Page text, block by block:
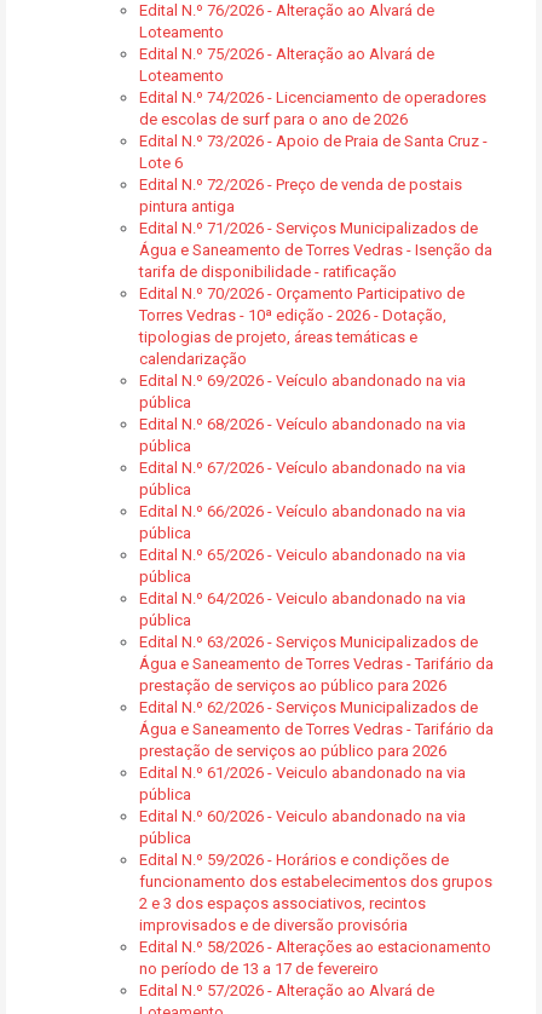
Edital N.º 76/2026 - Alteração ao Alvará de
Loteamento
Edital N.º 75/2026 - Alteração ao Alvará de
Loteamento
Edital N.º 74/2026 - Licenciamento de operadores
de escolas de surf para o ano de 2026
Edital N.º 73/2026 - Apoio de Praia de Santa Cruz -
Lote 6
Edital N.º 72/2026 - Preço de venda de postais
pintura antiga
Edital N.º 71/2026 - Serviços Municipalizados de
Água e Saneamento de Torres Vedras - Isenção da
tarifa de disponibilidade - ratificação
Edital N.º 70/2026 - Orçamento Participativo de
Torres Vedras - 10ª edição - 2026 - Dotação,
tipologias de projeto, áreas temáticas e
calendarização
Edital N.º 69/2026 - Veículo abandonado na via
pública
Edital N.º 68/2026 - Veículo abandonado na via
pública
Edital N.º 67/2026 - Veículo abandonado na via
pública
Edital N.º 66/2026 - Veículo abandonado na via
pública
Edital N.º 65/2026 - Veiculo abandonado na via
pública
Edital N.º 64/2026 - Veiculo abandonado na via
pública
Edital N.º 63/2026 - Serviços Municipalizados de
Água e Saneamento de Torres Vedras - Tarifário da
prestação de serviços ao público para 2026
Edital N.º 62/2026 - Serviços Municipalizados de
Água e Saneamento de Torres Vedras - Tarifário da
prestação de serviços ao público para 2026
Edital N.º 61/2026 - Veiculo abandonado na via
pública
Edital N.º 60/2026 - Veiculo abandonado na via
pública
Edital N.º 59/2026 - Horários e condições de
funcionamento dos estabelecimentos dos grupos
2 e 3 dos espaços associativos, recintos
improvisados e de diversão provisória
Edital N.º 58/2026 - Alterações ao estacionamento
no período de 13 a 17 de fevereiro
Edital N.º 57/2026 - Alteração ao Alvará de